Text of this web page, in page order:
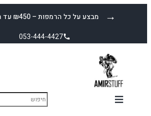
מבצע על כל הרמפות – ₪450 עד הבית! →
053-444-4427